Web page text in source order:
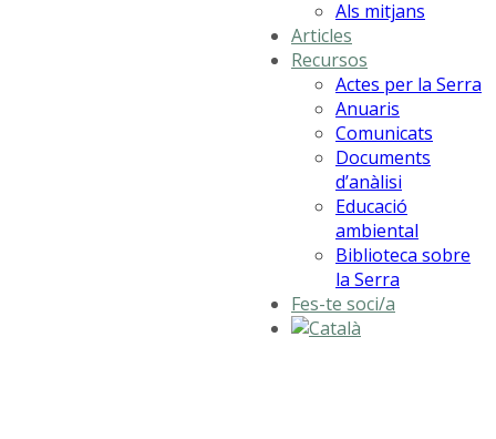
Als mitjans
Articles
Recursos
Actes per la Serra
Anuaris
Comunicats
Documents
d’anàlisi
Educació
ambiental
Biblioteca sobre
la Serra
Fes-te soci/a